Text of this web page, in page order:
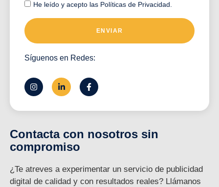
He leído y acepto las Políticas de Privacidad
ENVIAR
Síguenos en Redes:
Contacta con nosotros sin
compromiso
¿Te atreves a experimentar un servicio de publicidad
digital de calidad y con resultados reales? Llámanos